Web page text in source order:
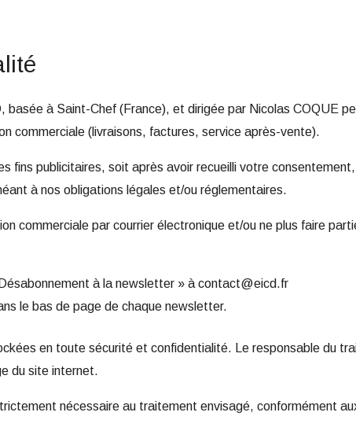
basée à Saint-Chef (France), et dirigée par Nicolas COQUE
commerciale (livraisons, factures, service après-vente).
fins publicitaires, soit après avoir recueilli votre
à nos obligations légales et/ou réglementaires.
commerciale par courrier électronique et/ou ne plus faire
à la newsletter » à contact@eicd.fr
le bas de page de chaque newsletter.
en toute sécurité et confidentialité. Le responsable du
du site internet.
nécessaire au traitement envisagé, conformément